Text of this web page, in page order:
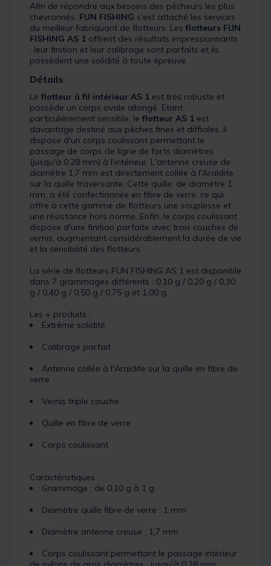
Afin de répondre aux besoins des pêcheurs les plus
chevronnés, FUN FISHING s'est attaché les services
du meilleur fabriquant de flotteurs. Les flotteurs FUN
FISHING AS 1 offrent des résultats impressionnants
: leur finition et leur calibrage sont parfaits et ils
possèdent une solidité à toute épreuve.
Détails
Le flotteur à fil intérieur AS 1 est très robuste et
possède un corps ovale allongé. Etant
particulièrement sensible, le flotteur AS 1 est
davantage destiné aux pêches fines et difficiles. Il
dispose d'un corps coulissant permettant le
passage de corps de ligne de forts diamètres
(jusqu'à 0,28 mm) à l'intérieur. L'antenne creuse de
diamètre 1,7 mm est directement collée à l'Araldite
sur la quille traversante. Cette quille, de diamètre 1
mm, a été confectionnée en fibre de verre, ce qui
offre à cette gamme de flotteurs une souplesse et
une résistance hors norme. Enfin, le corps coulissant
dispose d'une finition parfaite avec trois couches de
vernis, augmentant considérablement la durée de vie
et la sensibilité des flotteurs.
La série de flotteurs FUN FISHING AS 1 est disponible
dans 7 grammages différents : 0,10 g / 0,20 g / 0,30
g / 0,40 g / 0,50 g / 0,75 g et 1,00 g.
Les + produits :
Extrême solidité
Calibrage parfait
Antenne collée à l'Araldite sur la quille en fibre de
verre
Vernis triple couche
Quille en fibre de verre
Corps coulissant
Caractéristiques :
Grammage : de 0,10 g à 1 g
Diamètre quille fibre de verre : 1 mm
Diamètre antenne creuse : 1,7 mm
Corps coulissant permettant le passage intérieur